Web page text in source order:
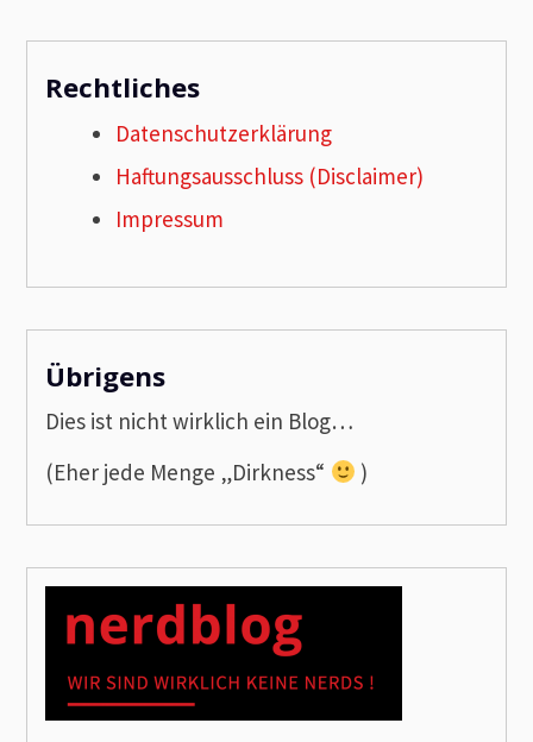
Rechtliches
Datenschutzerklärung
Haftungsausschluss (Disclaimer)
Impressum
Übrigens
Dies ist nicht wirklich ein Blog…
(Eher jede Menge „Dirkness“
)